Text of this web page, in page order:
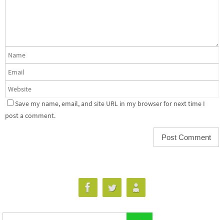
Save my name, email, and site URL in my browser for next time I
post a comment.